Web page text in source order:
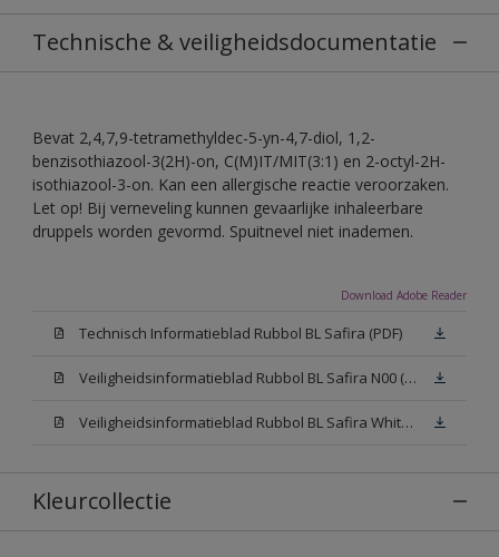
Technische & veiligheidsdocumentatie
Bevat 2,4,7,9-tetramethyldec-5-yn-4,7-diol, 1,2-
benzisothiazool-3(2H)-on, C(M)IT/MIT(3:1) en 2-octyl-2H-
isothiazool-3-on. Kan een allergische reactie veroorzaken.
Let op! Bij verneveling kunnen gevaarlijke inhaleerbare
druppels worden gevormd. Spuitnevel niet inademen.
Download Adobe Reader
Technisch Informatieblad Rubbol BL Safira (PDF)
Veiligheidsinformatieblad Rubbol BL Safira N00 (MSDS)
Veiligheidsinformatieblad Rubbol BL Safira White W05 (MSDS)
Kleurcollectie